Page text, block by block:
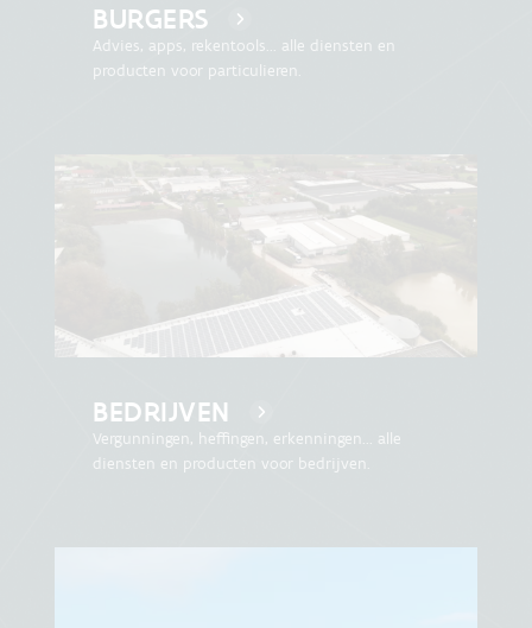
BURGERS
Advies, apps, rekentools... alle diensten en
producten voor particulieren.
BEDRIJVEN
Vergunningen, heffingen, erkenningen... alle
diensten en producten voor bedrijven.